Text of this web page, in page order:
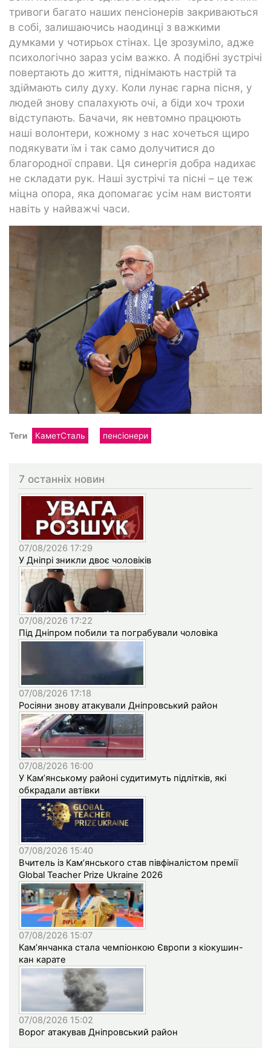
тривоги багато наших пенсіонерів закриваються
в собі, залишаючись наодинці з важкими
думками у чотирьох стінах. Це зрозуміло, адже
психологічно зараз усім важко. А подібні зустрічі
повертають до життя, піднімають настрій та
здіймають силу духу. Коли лунає гарна пісня, у
людей знову спалахують очі, а біди хоч трохи
відступають. Бачачи, як невтомно працюють
наші волонтери, кожному з нас хочеться щиро
подякувати їм і так само долучитися до
благородної справи. Ця синергія добра надихає
не складати рук. Наші зустрічі та пісні – це теж
міцна опора, яка допомагає усім нам вистояти
навіть у найважчі часи.
Теги КаметСталь пенсіонери
7 останніх новин
07/08/2026 17:29
У Дніпрі зникли двоє чоловіків
07/08/2026 17:22
Під Дніпром побили та пограбували чоловіка
07/08/2026 17:18
Росіяни знову атакували Дніпровський район
07/08/2026 16:00
У Кам’янському районі судитимуть підлітків, які
обкрадали автівки
07/08/2026 15:40
Вчитель із Кам’янського став півфіналістом премії
Global Teacher Prize Ukraine 2026
07/08/2026 15:07
Кам’янчанка стала чемпіонкою Європи з кіокушин-
кан карате
07/08/2026 15:02
Ворог атакував Дніпровський район